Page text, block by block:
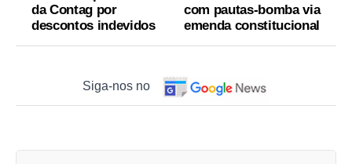
da Contag por
descontos indevidos
com pautas-bomba via
emenda constitucional
Siga-nos no